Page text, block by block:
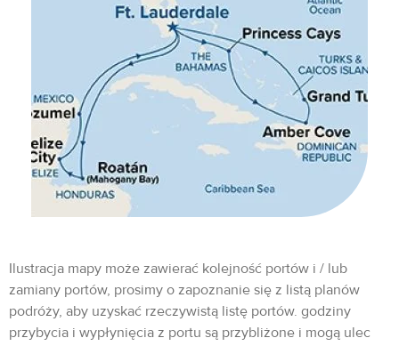
Ilustracja mapy może zawierać kolejność portów i / lub
zamiany portów, prosimy o zapoznanie się z listą planów
podróży, aby uzyskać rzeczywistą listę portów. godziny
przybycia i wypłynięcia z portu są przybliżone i mogą ulec